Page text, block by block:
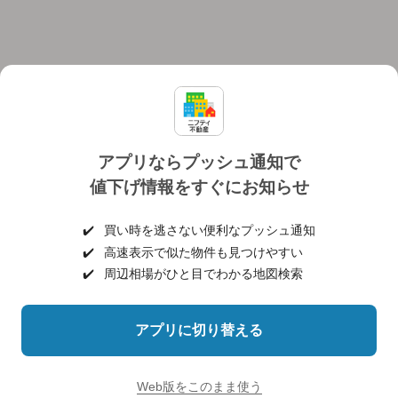
アプリならプッシュ通知で
値下げ情報をすぐにお知らせ
✔️
買い時を逃さない便利なプッシュ通知
✔️
高速表示で似た物件も見つけやすい
✔️
周辺相場がひと目でわかる地図検索
アプリに切り替える
Web版をこのまま使う
個人情報保護ポリシー 利用規約
ヘルプ・お問い合わせ 採用情報
©NIFTY Lifestyle Co., Ltd.